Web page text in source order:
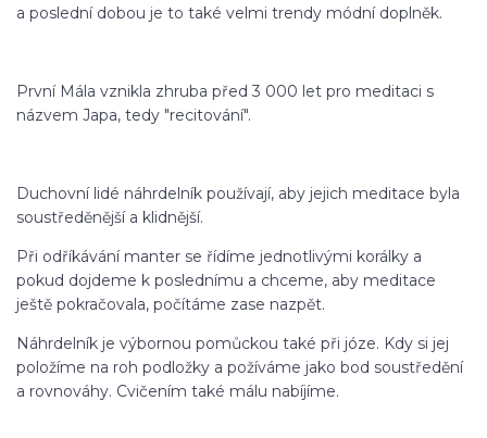
a poslední dobou je to také velmi trendy módní doplněk.
První Mála vznikla zhruba před 3 000 let pro meditaci s
názvem Japa, tedy "recitování".
Duchovní lidé náhrdelník používají, aby jejich meditace byla
soustředěnější a klidnější.
Při odříkávání manter se řídíme jednotlivými korálky a
pokud dojdeme k poslednímu a chceme, aby meditace
ještě pokračovala, počítáme zase nazpět.
Náhrdelník je výbornou pomůckou také při józe. Kdy si jej
položíme na roh podložky a požíváme jako bod soustředění
a rovnováhy. Cvičením také málu nabíjíme.